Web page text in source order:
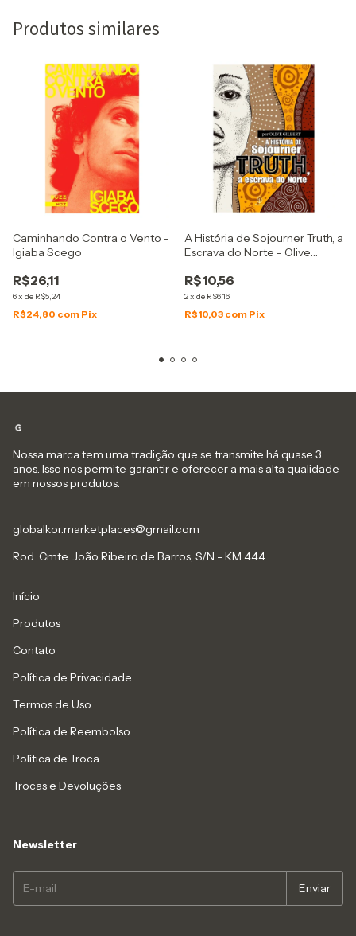
Produtos similares
Caminhando Contra o Vento -
Igiaba Scego
R$26,11
6x de R$5,24
R$24,80 com Pix
A História de Sojourner Truth, a
Escrava do Norte - Olive
R$10,56
2x de R$6,16
R$10,03 com Pix
Nossa marca tem uma tradição que se transmite há quase 3
anos. Isso nos permite garantir e oferecer a mais alta qualidade
em nossos produtos.
globalkor.marketplaces@gmail.com
Rod. Cmte. João Ribeiro de Barros, S/N - KM 444
Início
Produtos
Contato
Política de Privacidade
Termos de Uso
Política de Reembolso
Política de Troca
Trocas e Devoluções
Newsletter